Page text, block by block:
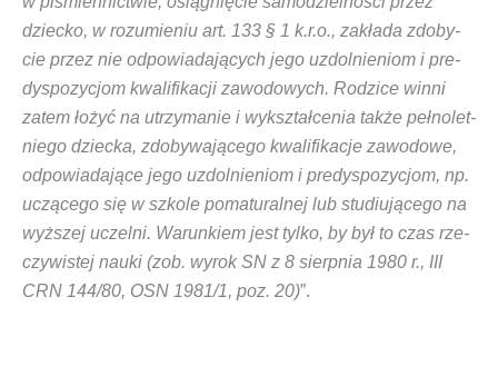
dziec­ko, w rozu­mie­niu art. 133 § 1 k.r.o., zakła­da zdo­by­
cie przez nie odpo­wia­da­ją­cych jego uzdol­nie­niom i pre­
dys­po­zy­cjom kwa­li­fi­ka­cji zawo­do­wych. Rodzi­ce win­ni
zatem łożyć na utrzy­ma­nie i wykształ­ce­nia tak­że peł­no­let­
nie­go dziec­ka, zdo­by­wa­ją­ce­go kwa­li­fi­ka­cje zawo­do­we,
odpo­wia­da­ją­ce jego uzdol­nie­niom i pre­dys­po­zy­cjom, np.
uczą­ce­go się w szko­le poma­tu­ral­nej lub stu­diu­ją­ce­go na
wyż­szej uczel­ni. Warun­kiem jest tyl­ko, by był to czas rze­
czy­wi­stej nauki (zob. wyrok SN z 8 sierp­nia 1980 r., III
CRN 144/80, OSN 1981/1, poz. 20)”.